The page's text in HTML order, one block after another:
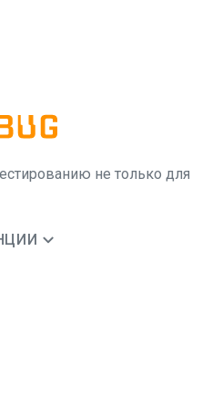
не только для